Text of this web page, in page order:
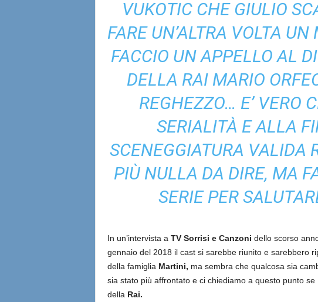
VUKOTIC CHE GIULIO
FARE UN’ALTRA VOLTA
FACCIO UN APPELLO AL
DELLA RAI MARIO
REGHEZZO… E’ VERO
SERIALITÀ E ALLA
SCENEGGIATURA VALIDA
PIÙ NULLA DA DIRE, MA
SERIE PER
In un’intervista a TV Sorrisi e Canzoni dello scorso
gennaio del 2018 il cast si sarebbe riunito e sarebbero
della famiglia Martini, ma sembra che qualcosa sia
sia stato più affrontato e ci chiediamo a questo punto se
della Rai.